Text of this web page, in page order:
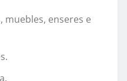
muebles, enseres e